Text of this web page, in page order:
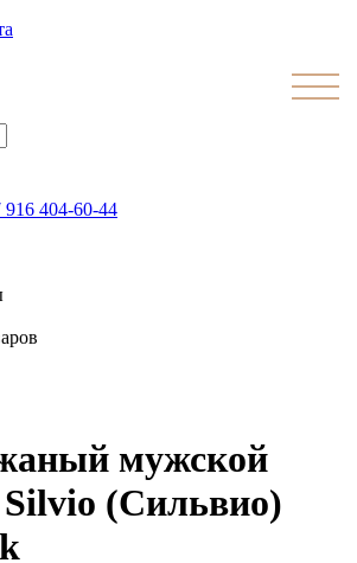
916 404-60-44
мужской
(Сильвио)